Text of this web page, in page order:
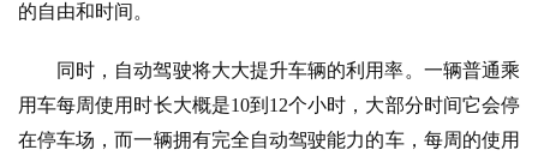
的自由和时间。
同时，自动驾驶将大大提升车辆的利用率。一辆普通乘
用车每周使用时长大概是10到12个小时，大部分时间它会停
在停车场，而一辆拥有完全自动驾驶能力的车，每周的使用